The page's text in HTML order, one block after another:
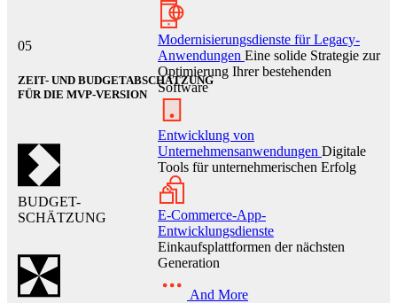
05
ZEIT- UND BUDGETABSCHÄTZUNG
FÜR DIE MVP-VERSION
BUDGET-
SCHÄTZUNG
Modernisierungsdienste für Legacy-
Anwendungen Eine solide Strategie zur
Optimierung Ihrer bestehenden
Software
Entwicklung von
Unternehmensanwendungen Digitale
Tools für unternehmerischen Erfolg
E-Commerce-App-
Entwicklungsdienste
Einkaufsplattformen der nächsten
Generation
And More